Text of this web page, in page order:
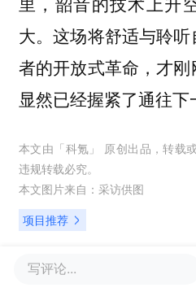
大。这场将舒适与聆
者的开放式革命，才
显然已经握紧了通往
本文由「科氪 」 原创出品，转载
违规转载必究。
本文图片来自： 采访供图
项目推荐
写评论...